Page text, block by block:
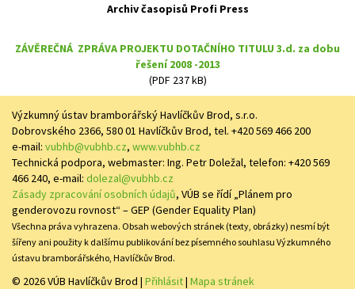
Archiv časopisů Profi Press
ZÁVĚREČNÁ ZPRÁVA PROJEKTU DOTAČNÍHO TITULU 3.d. za dobu
řešení 2008 -2013
(PDF 237 kB)
Výzkumný ústav bramborářský Havlíčkův Brod, s.r.o.
Dobrovského 2366, 580 01 Havlíčkův Brod, tel. +420 569 466 200
e-mail: vubhb@vubhb.cz, www.vubhb.cz
Technická podpora, webmaster: Ing. Petr Doležal, telefon: +420 569
466 240, e-mail: dolezal@vubhb.cz
Zásady zpracování osobních údajů, VÚB se řídí „Plánem pro
genderovozu rovnost“ – GEP (Gender Equality Plan)
Všechna práva vyhrazena. Obsah webových stránek (texty, obrázky) nesmí být
šířeny ani použity k dalšímu publikování bez písemného souhlasu Výzkumného
ústavu bramborářského, Havlíčkův Brod.
© 2026 VÚB Havlíčkův Brod | Přihlásit| Mapa stránek